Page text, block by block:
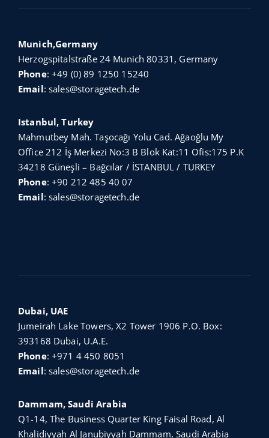
Munich,Germany
Herzogspitalstraße 24 Munich 80331, Germany
Phone:+49 (0) 89 1250 15240
Email:sales@storagetech.de
Istanbul, Turkey
Mahmutbey Mah. Taşocağı Yolu Cad. Ağaoğlu My
Office 212 İş Merkezi No:3 B Blok Kat:11 Ofis:175 P.K
34218 Güneşli – Bağcılar / İSTANBUL / TURKEY
Phone:+90 212 485 40 07
Email:sales@storagetech.de
Dubai, UAE
Jumeirah Lake Towers, X2 Tower 1906 P.O. Box:
393168 Dubai, U.A.E.
Phone:+971 4 450 8051
Email:sales@storagetech.de
Dammam, Saudi Arabia
Q1-14, The Business Quarter King Faisal Road, Al
Khalidiyyah Al Janubiyyah Dammam, Saudi Arabia